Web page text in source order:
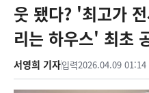
웃 됐다? '최고가
리는 하우스' 최초
서영희 기자입력2026.04.09 01:14